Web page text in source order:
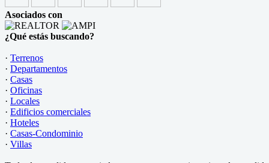
Asociados con
¿Qué estás buscando?
· Terrenos
· Departamentos
· Casas
· Oficinas
· Locales
· Edificios comerciales
· Hoteles
· Casas-Condominio
· Villas